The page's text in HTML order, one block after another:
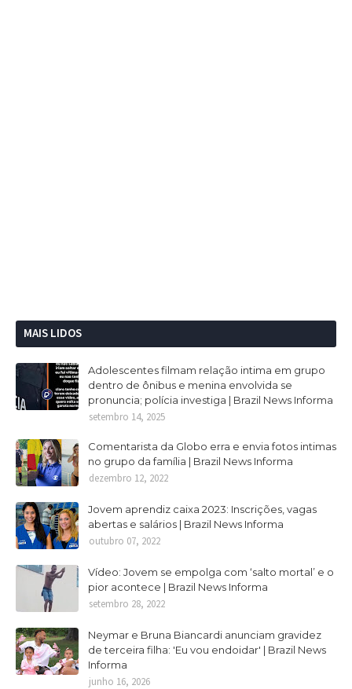
MAIS LIDOS
Adolescentes filmam relação intima em grupo
dentro de ônibus e menina envolvida se
pronuncia; polícia investiga | Brazil News Informa
setembro 14, 2025
Comentarista da Globo erra e envia fotos intimas
no grupo da família | Brazil News Informa
dezembro 12, 2022
Jovem aprendiz caixa 2023: Inscrições, vagas
abertas e salários | Brazil News Informa
outubro 07, 2022
Vídeo: Jovem se empolga com ‘salto mortal’ e o
pior acontece | Brazil News Informa
setembro 28, 2022
Neymar e Bruna Biancardi anunciam gravidez
de terceira filha: 'Eu vou endoidar' | Brazil News
Informa
junho 16, 2026